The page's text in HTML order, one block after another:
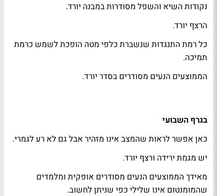
נקודות השיא והשפל מסודרות במבנה יורד.
הרצף יורד.
כל רמת התנגדות שנשברת כלפי מטה הופכת לשמש כרמת
תמיכה.
הממוצעים הנעים מסודרים בסדר יורד.
בגרף השבועי
כאן אפשר לראות שהמצב אינו מזהיר אבל גם לא רע לגמרי.
יש מגמת ירידה ורצף יורד.
מאידך הממוצעים הנעים מסודרים אופקית ומלמדים
שהמומנטום אינו שלילי כפי שניתן לחשוב.